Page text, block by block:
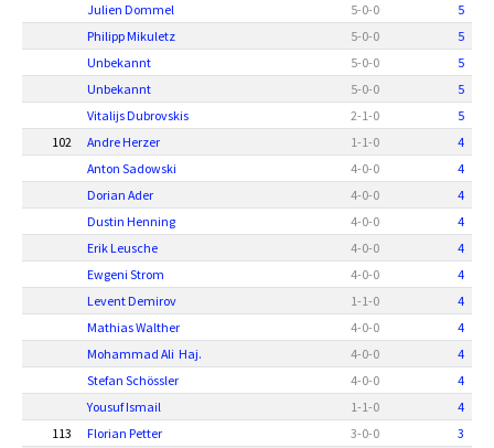
Julien Dommel
5-0-0
5
Philipp Mikuletz
5-0-0
5
Unbekannt
5-0-0
5
Unbekannt
5-0-0
5
Vitalijs Dubrovskis
2-1-0
5
102
Andre Herzer 1-1-0
4
Anton Sadowski
4-0-0
4
Dorian Ader
4-0-0
4
Dustin Henning
4-0-0
4
Erik Leusche
4-0-0
4
Ewgeni Strom
4-0-0
4
Levent Demirov
1-1-0
4
Mathias Walther
4-0-0
4
Mohammad Ali Haj.
4-0-0
4
Stefan Schössler
4-0-0
4
Yousuf Ismail
1-1-0
4
113
Florian Petter 3-0-0
3